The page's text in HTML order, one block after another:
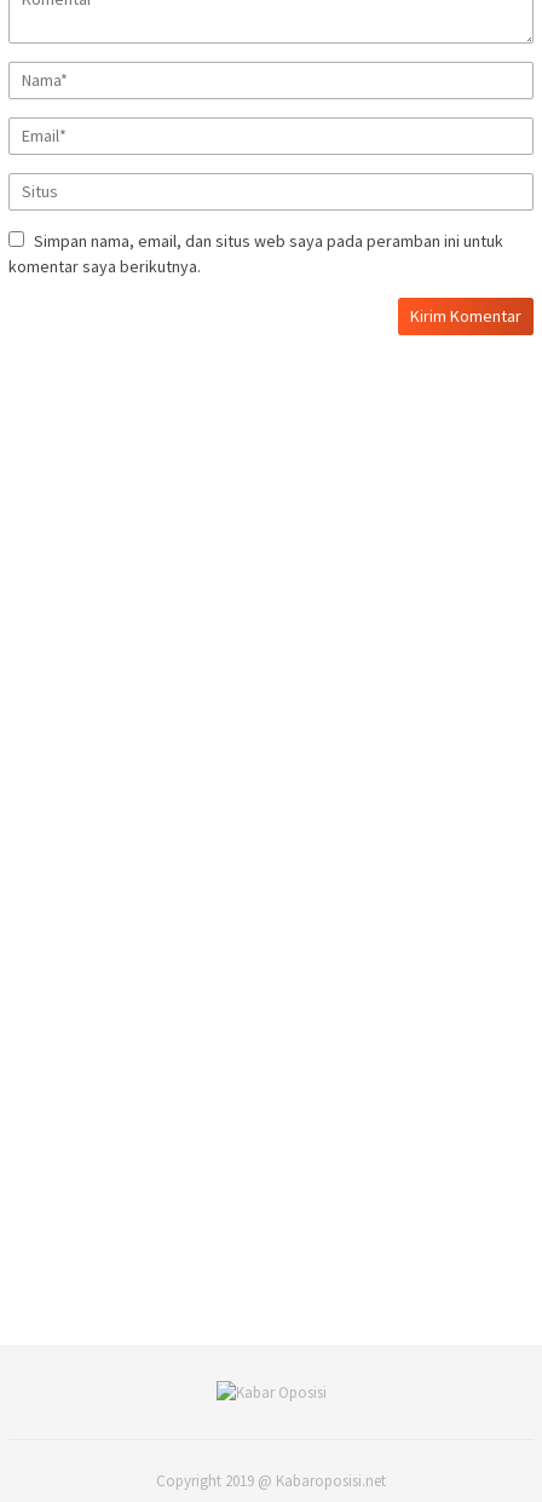
Simpan nama, email, dan situs web saya pada peramban ini untuk
komentar saya berikutnya.
Copyright 2019 @ Kabaroposisi.net